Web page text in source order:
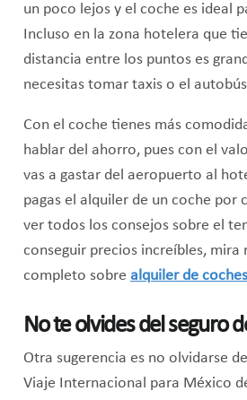
un poco lejos y el coche es ideal
Incluso en la zona hotelera que
distancia entre los puntos es
necesitas tomar taxis o el
Con el coche tienes más
hablar del ahorro, pues con el
vas a gastar del aeropuerto al
pagas el alquiler de un coche por
ver todos los consejos sobre el
conseguir precios increíbles, mira
completo sobre alquiler de
No te olvides del seguro
Otra sugerencia es no olvidarse
Viaje Internacional para México